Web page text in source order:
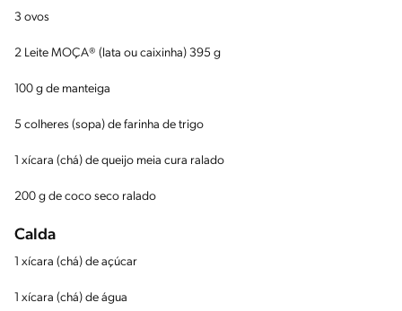
3 ovos
2 Leite MOÇA® (lata ou caixinha) 395 g
100 g de manteiga
5 colheres (sopa) de farinha de trigo
1 xícara (chá) de queijo meia cura ralado
200 g de coco seco ralado
Calda
1 xícara (chá) de açúcar
1 xícara (chá) de água